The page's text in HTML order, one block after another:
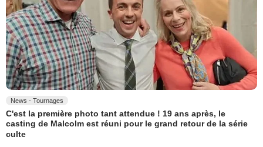
News - Tournages
C'est la première photo tant attendue ! 19 ans après, le
casting de Malcolm est réuni pour le grand retour de la série
culte